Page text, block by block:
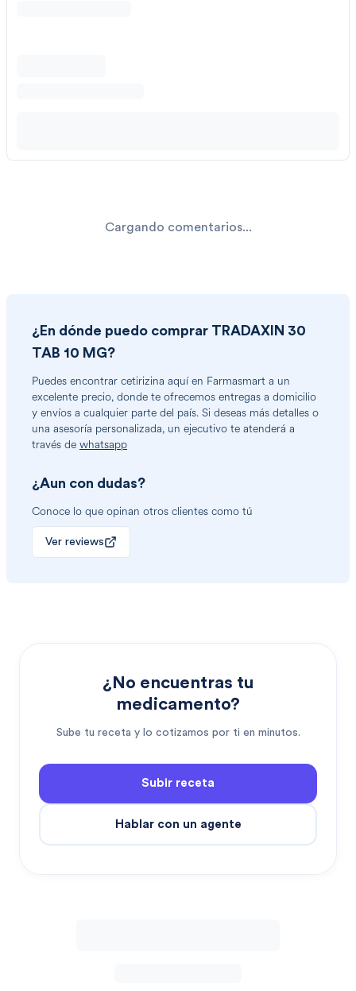
Cargando comentarios...
¿En dónde puedo comprar TRADAXIN 30
TAB 10 MG?
Puedes encontrar cetirizina aquí en Farmasmart a un
excelente precio, donde te ofrecemos entregas a domicilio
y envíos a cualquier parte del país. Si deseas más detalles o
una asesoría personalizada, un ejecutivo te atenderá a
través de whatsapp
¿Aun con dudas?
Conoce lo que opinan otros clientes como tú
Ver reviews
¿No encuentras tu
medicamento?
Sube tu receta y lo cotizamos por ti en minutos.
Subir receta
Hablar con un agente